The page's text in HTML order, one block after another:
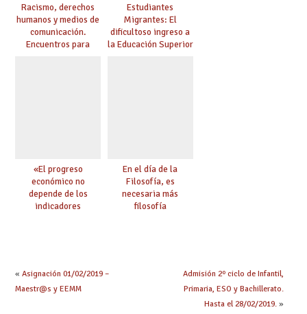
Racismo, derechos
humanos y medios de
comunicación.
Encuentros para
Estudiantes
Migrantes: El
dificultoso ingreso a
la Educación Superior
«El progreso
económico no
depende de los
indicadores
En el día de la
Filosofía, es
necesaria más
filosofía
« Asignación 01/02/2019 –
Maestr@s y EEMM
Admisión 2º ciclo de Infantil,
Primaria, ESO y Bachillerato.
Hasta el 28/02/2019.»